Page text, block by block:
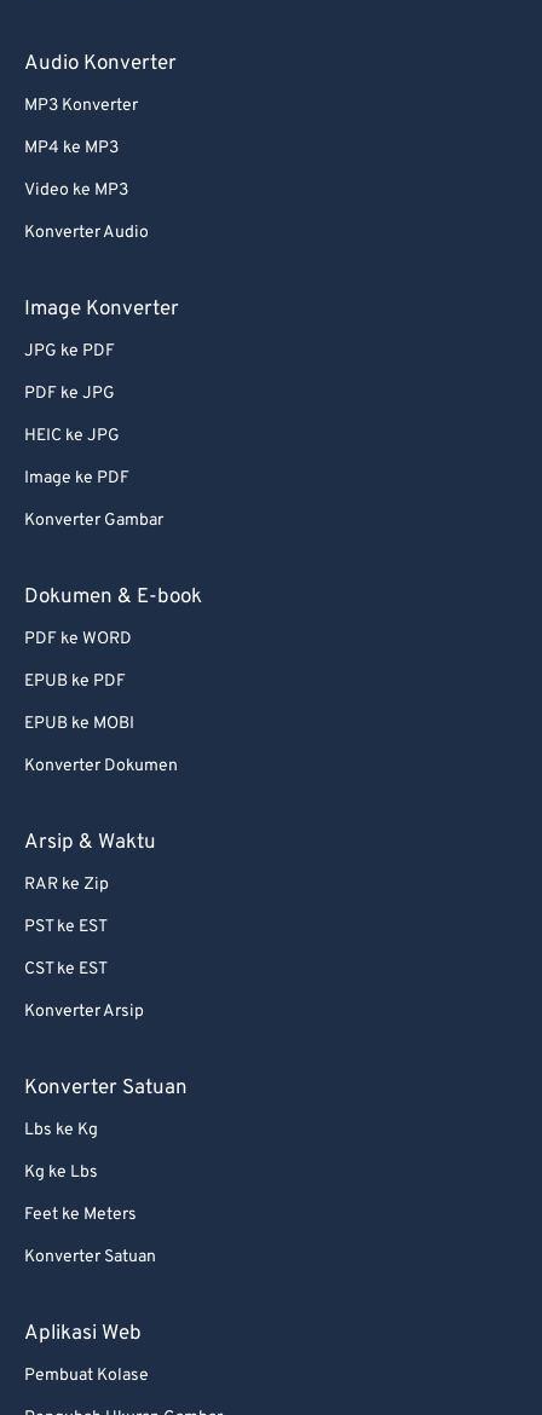
Audio Konverter
MP3 Konverter
MP4 ke MP3
Video ke MP3
Konverter Audio
Image Konverter
JPG ke PDF
PDF ke JPG
HEIC ke JPG
Image ke PDF
Konverter Gambar
Dokumen & E-book
PDF ke WORD
EPUB ke PDF
EPUB ke MOBI
Konverter Dokumen
Arsip & Waktu
RAR ke Zip
PST ke EST
CST ke EST
Konverter Arsip
Konverter Satuan
Lbs ke Kg
Kg ke Lbs
Feet ke Meters
Konverter Satuan
Aplikasi Web
Pembuat Kolase